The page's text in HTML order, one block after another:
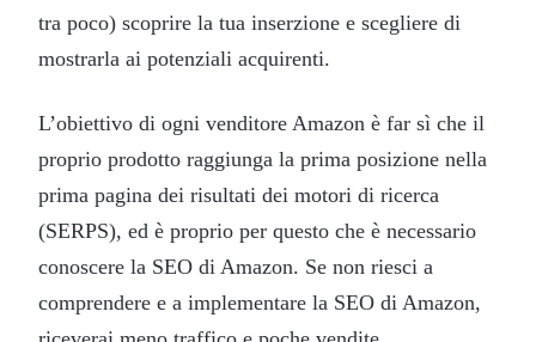
tra poco) scoprire la tua inserzione e scegliere di
mostrarla ai potenziali acquirenti.
L’obiettivo di ogni venditore Amazon è far sì che il
proprio prodotto raggiunga la prima posizione nella
prima pagina dei risultati dei motori di ricerca
(SERPS), ed è proprio per questo che è necessario
conoscere la SEO di Amazon. Se non riesci a
comprendere e a implementare la SEO di Amazon,